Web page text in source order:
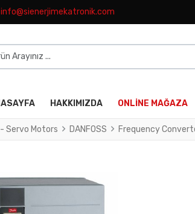
info@sienerjimekatronik.com
Arayınız ...
HAKKIMIZDA ONLINE MAĞAZA
Servo Motors DANFOSS